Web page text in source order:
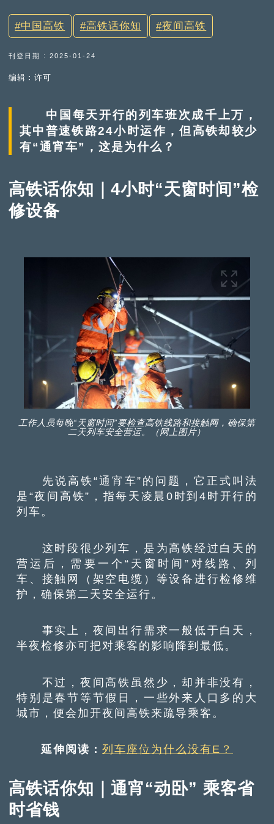
中国高铁 高铁话你知 夜间高铁
刊登日期 : 2025-01-24
编辑︰许可
中国每天开行的列车班次成千上万，
其中普速铁路24小时运作，但高铁却较少
有“通宵车”，这是为什么？
高铁话你知｜4小时“天窗时间”检
修设备
工作人员每晚“天窗时间”要检查高铁线路和接触网，确保第
二天列车安全营运。（网上图片）
先说高铁“通宵车”的问题，它正式叫法
是“夜间高铁”，指每天凌晨0时到4时开行的
列车。
这时段很少列车，是为高铁经过白天的
营运后，需要一个“天窗时间”对线路、列
车、接触网（架空电缆）等设备进行检修维
护，确保第二天安全运行。
事实上，夜间出行需求一般低于白天，
半夜检修亦可把对乘客的影响降到最低。
不过，夜间高铁虽然少，却并非没有，
特别是春节等节假日，一些外来人口多的大
城市，便会加开夜间高铁来疏导乘客。
延伸阅读：列车座位为什么没有E？
高铁话你知｜通宵“动卧” 乘客省
时省钱